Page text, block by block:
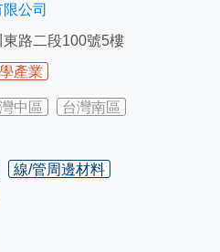
公司
路二段100號5樓
產業
中區
台灣南區
線/管周邊材料